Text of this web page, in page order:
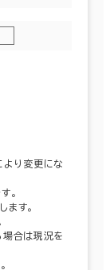
より変更にな
。
す。
場合は現況を